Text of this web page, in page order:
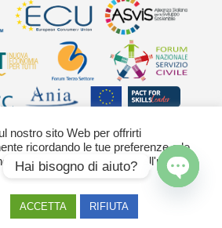
Via Palestro 11 00185 Roma - tel 06
Ufficio stampa tel: 06
-Cookies Policy
nostro sito Web per offrirti
ricordando le tue preferenze e le
su "Accetta" acconsenti all'uso di
ACCETTA RIFIUTA
Hai bisogno di aiuto?